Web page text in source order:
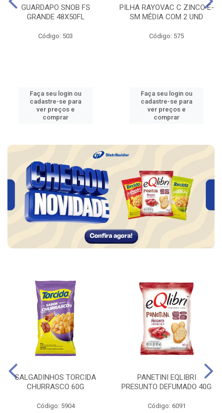
GUARDAPO SNOB FS
GRANDE 48X50FL
Código: 503
Faça seu login ou
cadastre-se para
ver preços e
comprar
PILHA RAYOVAC C ZINCO E-
SM MÉDIA COM 2 UND
Código: 575
Faça seu login ou
cadastre-se para
ver preços e
comprar
SALGADINHOS TORCIDA
CHURRASCO 60G
Código: 5904
PANETINI EQLIBRI
PRESUNTO DEFUMADO 40G
Código: 6091